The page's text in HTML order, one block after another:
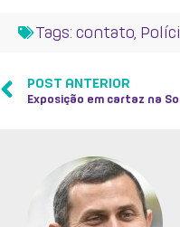
Tags: contato
POST ANTERIOR